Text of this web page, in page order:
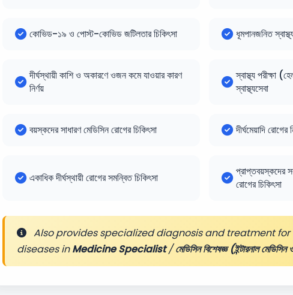
কোভিড-১৯ ও পোস্ট-কোভিড জটিলতার চিকিৎসা ধূমপানজনিত
দীর্ঘস্থায়ী কাশি ও অকারণে ওজন কমে যাওয়ার কারণ
নির্ণয়
স্বাস্থ্য পরীক্ষা
স্বাস্থ্যসেবা
বয়স্কদের সাধারণ মেডিসিন রোগের চিকিৎসা দীর্ঘমেয়াদি
একাধিক দীর্ঘস্থায়ী রোগের সমন্বিত চিকিৎসা
প্রাপ্তবয়স্কদের
রোগের চিকিৎসা
Also provides specialized diagnosis and treatment
diseases inMedicine Specialist/মেডিসিন বিশেষজ্ঞ (ইন্টারনাল